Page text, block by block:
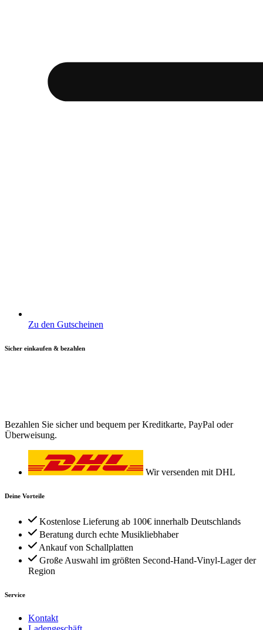
Zu den Gutscheinen
Sicher einkaufen & bezahlen
Bezahlen Sie sicher und bequem per Kreditkarte, PayPal oder
Überweisung.
Wir versenden mit DHL
Deine Vorteile
Kostenlose Lieferung ab 100€ innerhalb Deutschlands
Beratung durch echte Musikliebhaber
Ankauf von Schallplatten
Große Auswahl im größten Second-Hand-Vinyl-Lager der
Region
Service
Kontakt